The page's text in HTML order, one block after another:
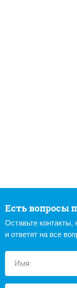
Есть вопросы
Оставьте
и ответят на все